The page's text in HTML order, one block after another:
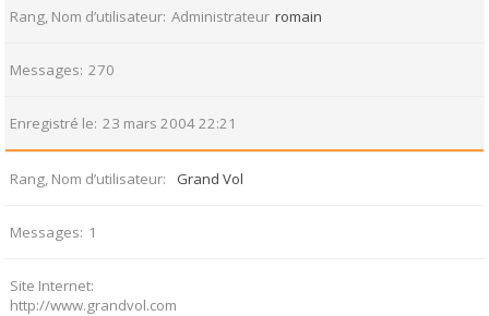
Rang, Nom d’utilisateur Administrateur romain
Messages 270
Enregistré le 23 mars 2004 22:21
Rang, Nom d’utilisateur Grand Vol
Messages 1
Site Internet
http://www.grandvol.com